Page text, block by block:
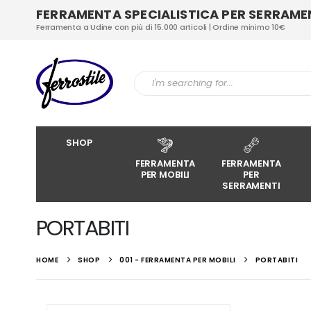
FERRAMENTA SPECIALISTICA PER
Ferramenta a Udine con più di 15.000 articoli | Ordine minimo 10€
SHOP
FERRAMENTA
PER MOBILI
FERRAMENTA
PER
SERRAMENTI
PORTABITI
HOME SHOP 001 - FERRAMENTA PER MOBILI PORTABITI